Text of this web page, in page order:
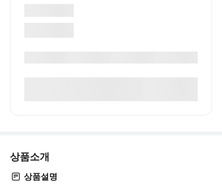
상품소개
상품설명